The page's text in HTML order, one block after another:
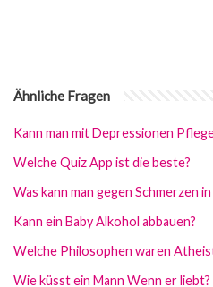
Ähnliche Fragen
Kann man mit Depressionen
Welche Quiz App ist die beste?
Was kann man gegen Schmerzen
Kann ein Baby Alkohol abbauen?
Welche Philosophen waren
Wie küsst ein Mann Wenn er liebt?